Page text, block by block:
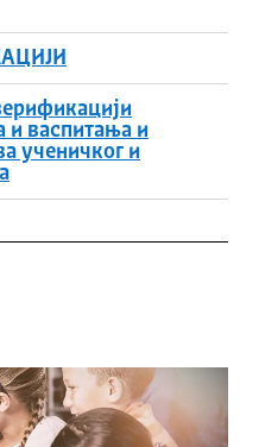
и васпитања и
ученичког и